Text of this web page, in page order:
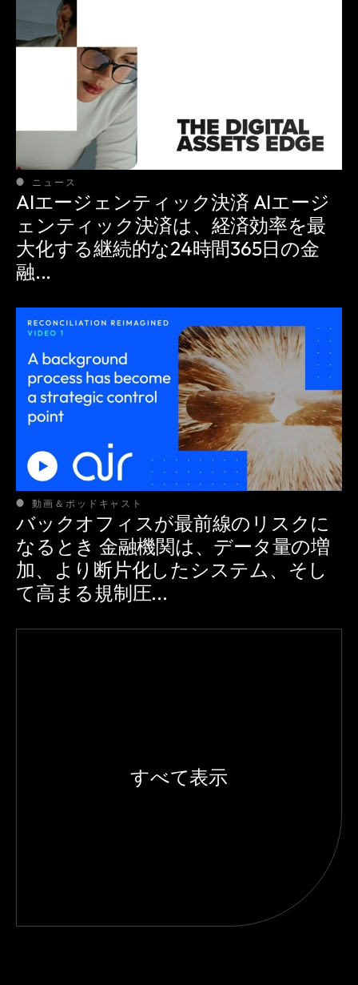
ニュース
AIエージェンティック決済 AIエージ
ェンティック決済は、経済効率を最
大化する継続的な24時間365日の金
融...
動画＆ポッドキャスト
バックオフィスが最前線のリスクに
なるとき 金融機関は、データ量の増
加、より断片化したシステム、そし
て高まる規制圧...
すべて表示